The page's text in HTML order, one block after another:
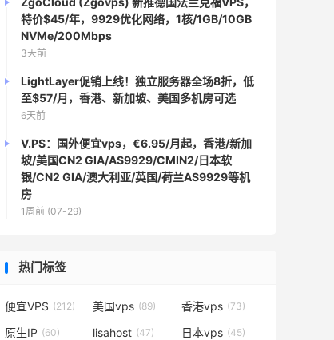
特价$45/年，9929优化网络，1核/1GB/10GB
NVMe/200Mbps
3天前
LightLayer促销上线！独立服务器全场8折，低
至$57/月，香港、新加坡、美国多机房可选
6天前
V.PS：国外便宜vps，€6.95/月起，香港/新加
坡/美国CN2 GIA/AS9929/CMIN2/日本软
银/CN2 GIA/澳大利亚/英国/荷兰AS9929等机
房
1周前 (07-29)
热门标签
便宜VPS (212) 美国vps (89) 香港vps (73)
原生IP (60) lisahost (47) 日本vps (45)